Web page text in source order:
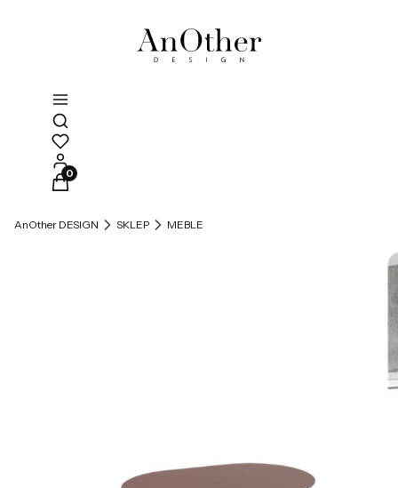
Otwórz wyszukiwarkę
Produkty w koszyku: 0. Zobacz szczegóły
AnOther DESIGN SKLEP MEBLE